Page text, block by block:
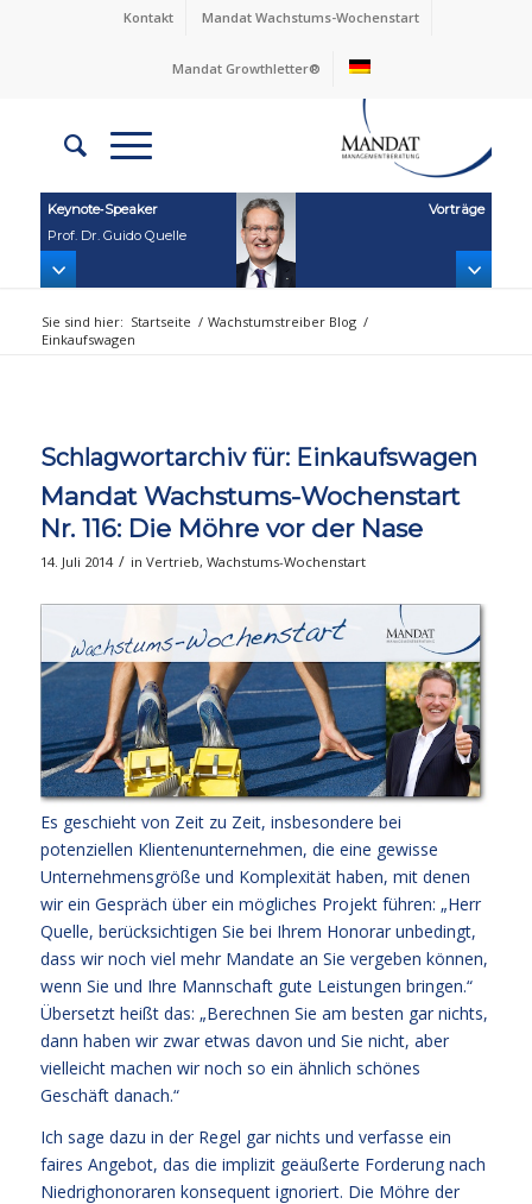
Kontakt Mandat Wachstums-Wochenstart
Mandat Growthletter®
Keynote‑Speaker
Prof. Dr. Guido Quelle
Vorträge
Sie sind hier: Startseite / Wachstumstreiber Blog /
Einkaufswagen
Schlagwortarchiv für: Einkaufswagen
Mandat Wachstums-Wochenstart
Nr. 116: Die Möhre vor der Nase
14. Juli 2014 / in Vertrieb, Wachstums-Wochenstart
Es geschieht von Zeit zu Zeit, insbesondere bei
potenziellen Klientenunternehmen, die eine gewisse
Unternehmensgröße und Komplexität haben, mit denen
wir ein Gespräch über ein mögliches Projekt führen: „Herr
Quelle, berücksichtigen Sie bei Ihrem Honorar unbedingt,
dass wir noch viel mehr Mandate an Sie vergeben können,
wenn Sie und Ihre Mannschaft gute Leistungen bringen.“
Übersetzt heißt das: „Berechnen Sie am besten gar nichts,
dann haben wir zwar etwas davon und Sie nicht, aber
vielleicht machen wir noch so ein ähnlich schönes
Geschäft danach.“
Ich sage dazu in der Regel gar nichts und verfasse ein
faires Angebot, das die implizit geäußerte Forderung nach
Niedrighonoraren konsequent ignoriert. Die Möhre der